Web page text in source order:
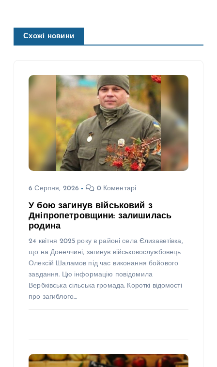
Схожі новини
6 Серпня, 2026 0 Коментарі
У бою загинув військовий з
Дніпропетровщини: залишилась
родина
24 квітня 2025 року в районі села Єлизаветівка,
що на Донеччині, загинув військовослужбовець
Олексій Шаламов під час виконання бойового
завдання. Цю інформацію повідомила
Вербківська сільська громада. Короткі відомості
про загиблого…